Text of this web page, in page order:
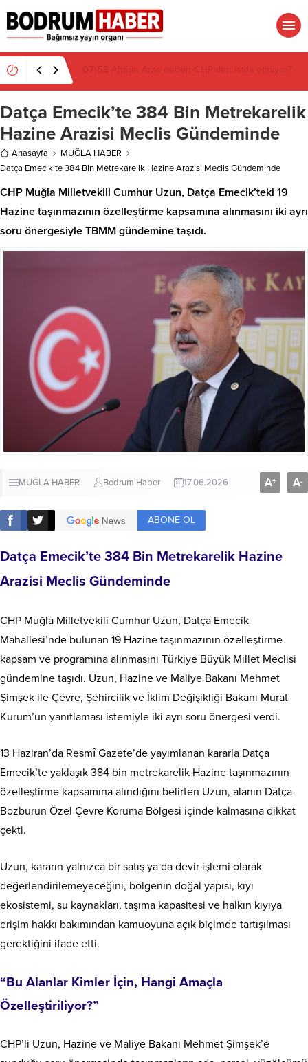
07:26
Muğla’da 2 Milyon 280 Bin TL’lik Akü
Hırsızlığı Zanlısı Yakalandı
Datça Emecik’te 384 Bin Metrekarelik
Hazine Arazisi Meclis Gündeminde
Anasayfa
MUĞLA HABER
Datça Emecik’te 384 Bin Metrekarelik Hazine Arazisi Meclis Gündeminde
CHP Muğla Milletvekili Cumhur Uzun, Datça Emecik’teki 19
Hazine taşınmazının özelleştirme kapsamına alınmasını iki ayrı
soru önergesiyle TBMM gündemine taşıdı.
MUĞLA HABER Bodrum Haber 17.06.2026 A+ A-
ABONE OL
Datça Emecik’te 384 Bin Metrekarelik Hazine
Arazisi Meclis Gündeminde
CHP Muğla Milletvekili Cumhur Uzun, Datça Emecik
Mahallesi’nde bulunan 19 Hazine taşınmazının özelleştirme
kapsam ve programına alınmasını Türkiye Büyük Millet Meclisi
gündemine taşıdı. Uzun, Hazine ve Maliye Bakanı Mehmet
Şimşek ile Çevre, Şehircilik ve İklim Değişikliği Bakanı Murat
Kurum’un yanıtlaması istemiyle iki ayrı soru önergesi verdi.
13 Haziran’da Resmî Gazete’de yayımlanan kararla Datça
Emecik’te yaklaşık 384 bin metrekarelik Hazine taşınmazının
özelleştirme kapsamına alındığını belirten Uzun, alanın Datça-
Bozburun Özel Çevre Koruma Bölgesi içinde kalmasına dikkat
çekti.
Uzun, kararın yalnızca bir satış ya da devir işlemi olarak
değerlendirilemeyeceğini, bölgenin doğal yapısı, kıyı
ekosistemi, su kaynakları, taşıma kapasitesi ve halkın kıyıya
erişim hakkı bakımından kamuoyuna açık biçimde tartışılması
gerektiğini ifade etti.
“Bu Alanlar Kimler İçin, Hangi Amaçla
Özelleştiriliyor?”
CHP’li Uzun, Hazine ve Maliye Bakanı Mehmet Şimşek’e